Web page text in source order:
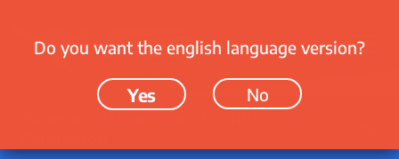
Do you want the english language version?
Yes No